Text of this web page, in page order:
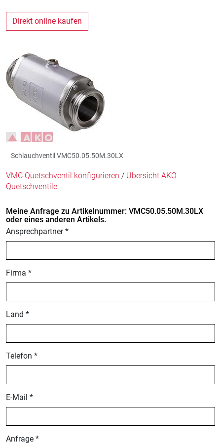
Direkt online kaufen
Schlauchventil VMC50.05.50M.30LX
VMC Quetschventil konfigurieren / Übersicht AKO
Quetschventile
Meine Anfrage zu Artikelnummer: VMC50.05.50M.30LX
oder eines anderen Artikels.
Ansprechpartner *
Firma *
Land *
Telefon *
E-Mail *
Anfrage *